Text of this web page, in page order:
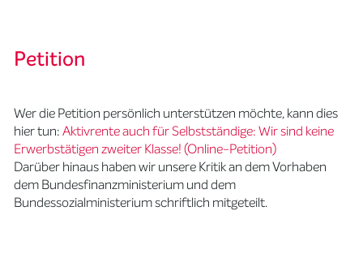
Petition
Wer die Petition persönlich unterstützen möchte, kann dies
hier tun:Aktivrente auch für Selbstständige: Wir sind keine
Erwerbstätigen zweiter Klasse! (Online-Petition)
Darüber hinaus haben wir unsere Kritik an dem Vorhaben
dem Bundesfinanzministerium und dem
Bundessozialministerium schriftlich mitgeteilt.